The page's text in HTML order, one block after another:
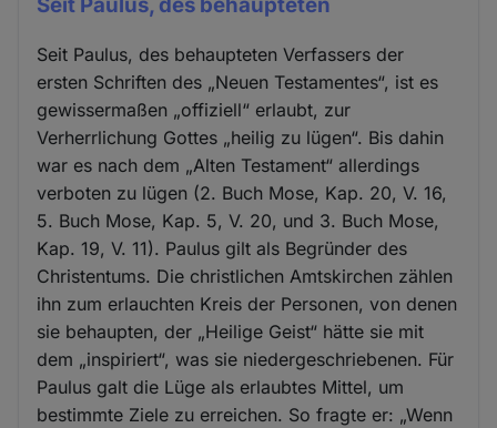
Seit Paulus, des behaupteten Verfassers der
ersten Schriften des „Neuen Testamentes“, ist es
gewissermaßen „offiziell“ erlaubt, zur
Verherrlichung Gottes „heilig zu lügen“. Bis dahin
war es nach dem „Alten Testament“ allerdings
verboten zu lügen (2. Buch Mose, Kap. 20, V. 16,
5. Buch Mose, Kap. 5, V. 20, und 3. Buch Mose,
Kap. 19, V. 11). Paulus gilt als Begründer des
Christentums. Die christlichen Amtskirchen zählen
ihn zum erlauchten Kreis der Personen, von denen
sie behaupten, der „Heilige Geist“ hätte sie mit
dem „inspiriert“, was sie niedergeschriebenen. Für
Paulus galt die Lüge als erlaubtes Mittel, um
bestimmte Ziele zu erreichen. So fragte er: „Wenn